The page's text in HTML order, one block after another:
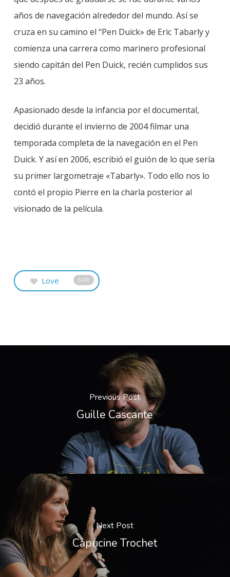
años de navegación alrededor del mundo. Así se
cruza en su camino el “Pen Duick» de Eric Tabarly y
comienza una carrera como marinero profesional
siendo capitán del Pen Duick, recién cumplidos sus
23 años.
Apasionado desde la infancia por el documental,
decidió durante el invierno de 2004 filmar una
temporada completa de la navegación en el Pen
Duick. Y así en 2006, escribió el guión de lo que sería
su primer largometraje «Tabarly». Todo ello nos lo
contó el propio Pierre en la charla posterior al
visionado de la película.
Love 3410
Previous Post
Guille Cascante
Next Post
Capucine Trochet